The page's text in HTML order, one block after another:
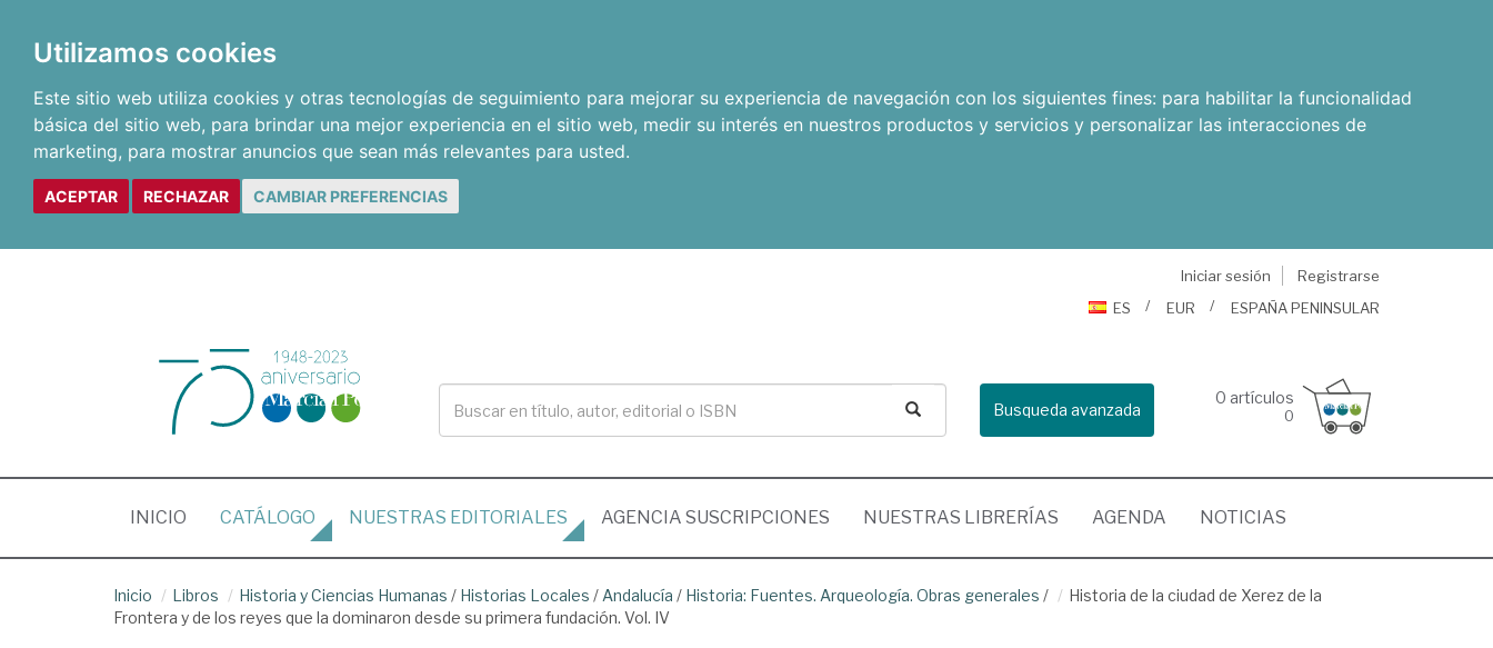
Utilizamos cookies
Este sitio web utiliza cookies y otras tecnologías de seguimiento para mejorar su experiencia de navegación con los siguientes fines: para habilitar la funcionalidad
básica del sitio web, para brindar una mejor experiencia en el sitio web, medir su interés en nuestros productos y servicios y personalizar las interacciones de
marketing, para mostrar anuncios que sean más relevantes para usted.
ACEPTAR RECHAZAR CAMBIAR PREFERENCIAS
Iniciar sesión
Registrarse
ES
EUR ESPAÑA PENINSULAR
Busqueda avanzada
0 artículos
0
INICIO (CURRENT)
CATÁLOGO NUESTRAS EDITORIALES AGENCIA SUSCRIPCIONES NUESTRAS LIBRERÍAS AGENDA NOTICIAS
Inicio Libros Historia y Ciencias Humanas / Historias Locales / Andalucía / Historia: Fuentes. Arqueología. Obras generales /
Historia de la ciudad de Xerez de la
Frontera y de los reyes que la dominaron desde su primera fundación. Vol. IV